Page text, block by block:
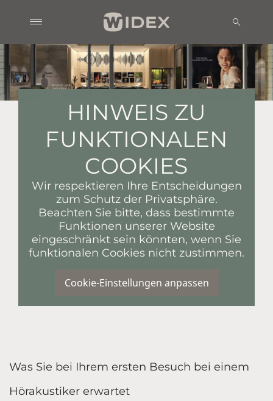
HINWEIS ZU
FUNKTIONALEN
COOKIES
Wir respektieren Ihre Entscheidungen
zum Schutz der Privatsphäre.
Beachten Sie bitte, dass bestimmte
Funktionen unserer Website
eingeschränkt sein könnten, wenn Sie
funktionalen Cookies nicht zustimmen.
Cookie-Einstellungen anpassen
Was Sie bei Ihrem ersten Besuch bei einem
Hörakustiker erwartet